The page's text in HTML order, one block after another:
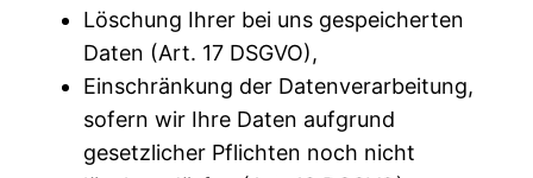
Löschung Ihrer bei uns gespeicherten
Daten (Art. 17 DSGVO),
Einschränkung der Datenverarbeitung,
sofern wir Ihre Daten aufgrund
gesetzlicher Pflichten noch nicht